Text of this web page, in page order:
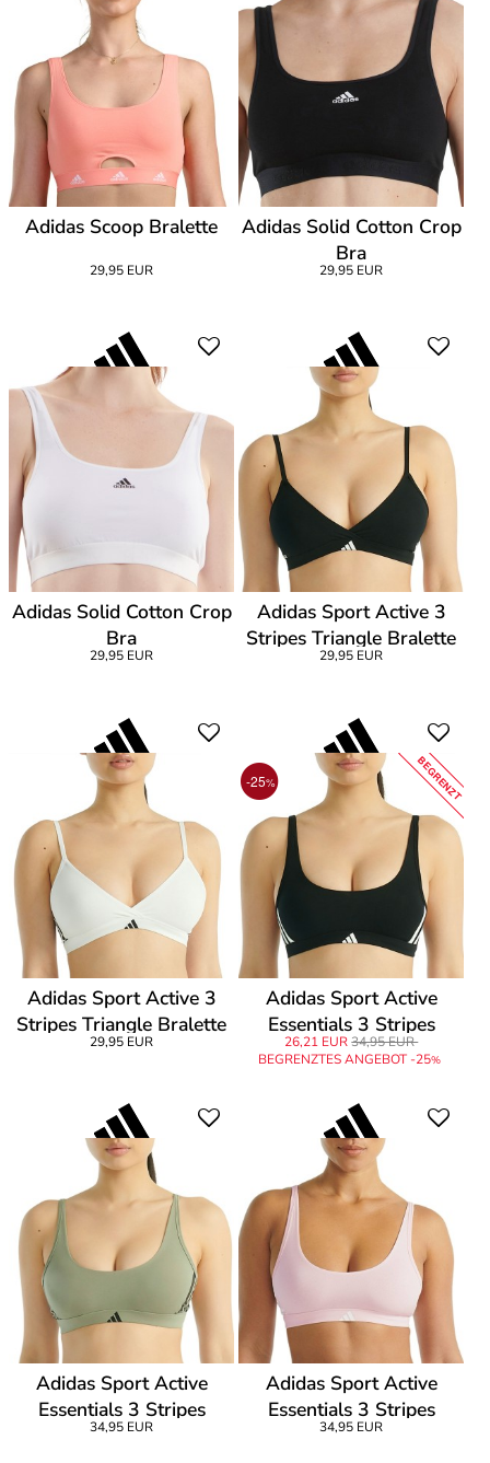
Adidas Scoop Bralette
29,95 EUR
Adidas Solid Cotton Crop
Bra
29,95 EUR
Adidas Solid Cotton Crop
Bra
29,95 EUR
Adidas Sport Active 3
Stripes Triangle Bralette
29,95 EUR
Adidas Sport Active 3
Stripes Triangle Bralette
29,95 EUR
-25% BEGRENZT
Adidas Sport Active
Essentials 3 Stripes
Bralette
26,21 EUR 34,95 EUR
BEGRENZTES ANGEBOT -25%
Adidas Sport Active
Essentials 3 Stripes
Bralette
34,95 EUR
Adidas Sport Active
Essentials 3 Stripes
Bralette
34,95 EUR